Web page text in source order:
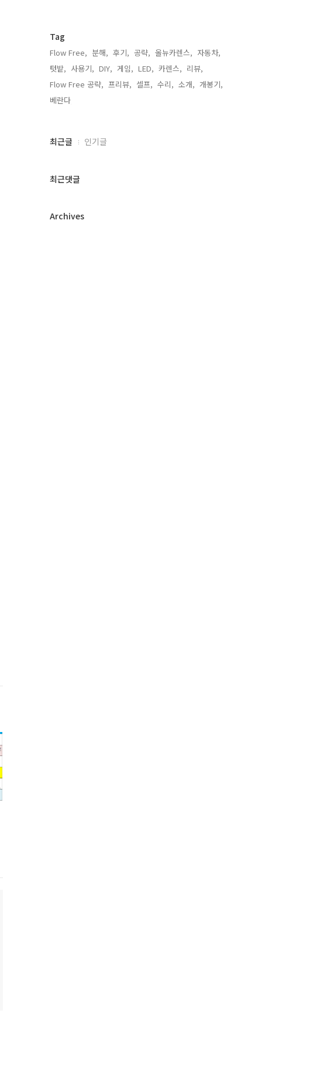
Tag
Flow Free, 분해, 후기, 공략, 올뉴카렌스, 자동차,
텃밭, 사용기, DIY, 게임, LED, 카렌스, 리뷰,
Flow Free 공략, 프리뷰, 셀프, 수리, 소개, 개봉기,
베란다,
최
과
글
최근글 인기글
최근댓글
Archives